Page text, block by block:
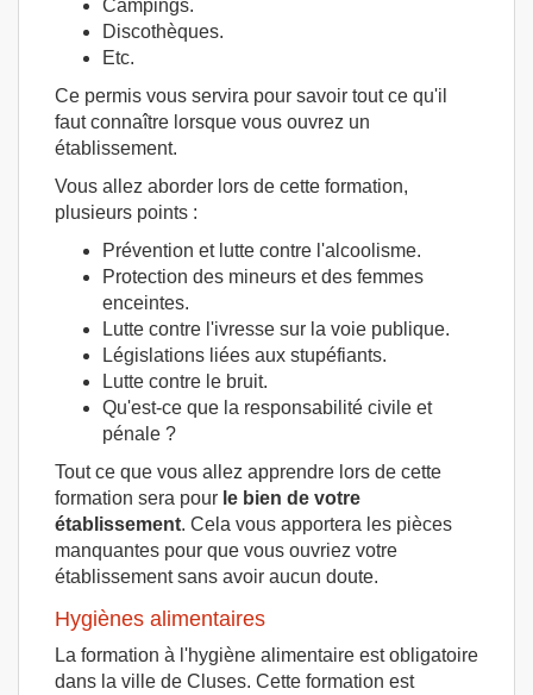
Campings.
Discothèques.
Etc.
Ce permis vous servira pour savoir tout ce qu'il
faut connaître lorsque vous ouvrez un
établissement.
Vous allez aborder lors de cette formation,
plusieurs points :
Prévention et lutte contre l'alcoolisme.
Protection des mineurs et des femmes
enceintes.
Lutte contre l'ivresse sur la voie publique.
Législations liées aux stupéfiants.
Lutte contre le bruit.
Qu'est-ce que la responsabilité civile et
pénale ?
Tout ce que vous allez apprendre lors de cette
formation sera pour le bien de votre
établissement. Cela vous apportera les pièces
manquantes pour que vous ouvriez votre
établissement sans avoir aucun doute.
Hygiènes alimentaires
La formation à l'hygiène alimentaire est obligatoire
dans la ville de Cluses. Cette formation est